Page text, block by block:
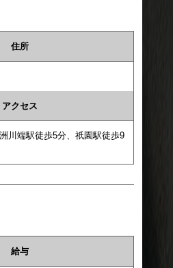
住所
アクセス
川端駅徒歩5分、祇園駅徒歩9
給与